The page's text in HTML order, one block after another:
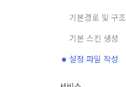
기본경로 및 구조
기본 스킨 생성
설정 파일 작성